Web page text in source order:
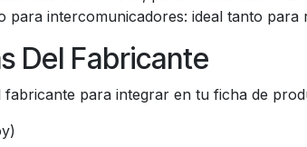
para intercomunicadores: ideal tanto
Del Fabricante
para integrar en tu ficha de